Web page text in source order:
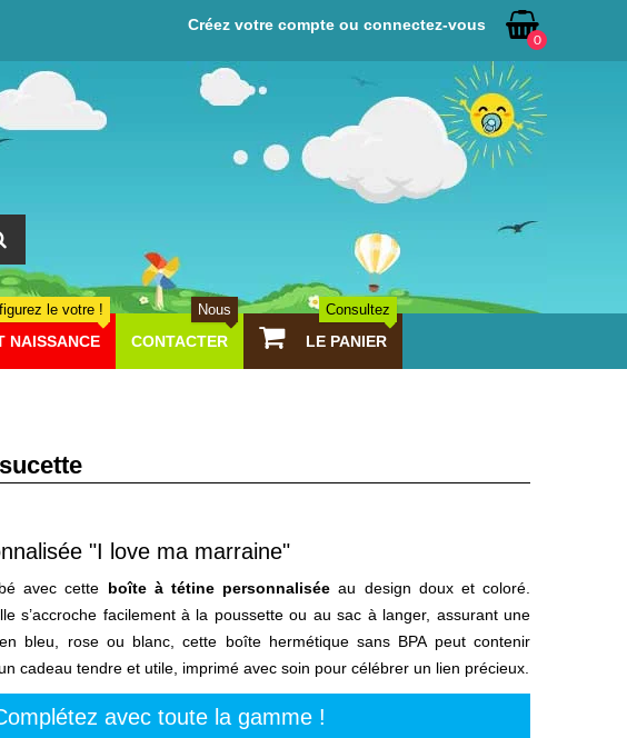
0
Créez votre compte ou connectez-vous
NAISSANCE
le votre !
CONTACTER
Nous
LE PANIER
Consultez
"I love ma marraine"
avec cette boîte à tétine personnalisée au design doux et coloré.
s’accroche facilement à la poussette ou au sac à langer, assurant une
bleu, rose ou blanc, cette boîte hermétique sans BPA peut contenir
cadeau tendre et utile, imprimé avec soin pour célébrer un lien précieux.
avec toute la gamme !